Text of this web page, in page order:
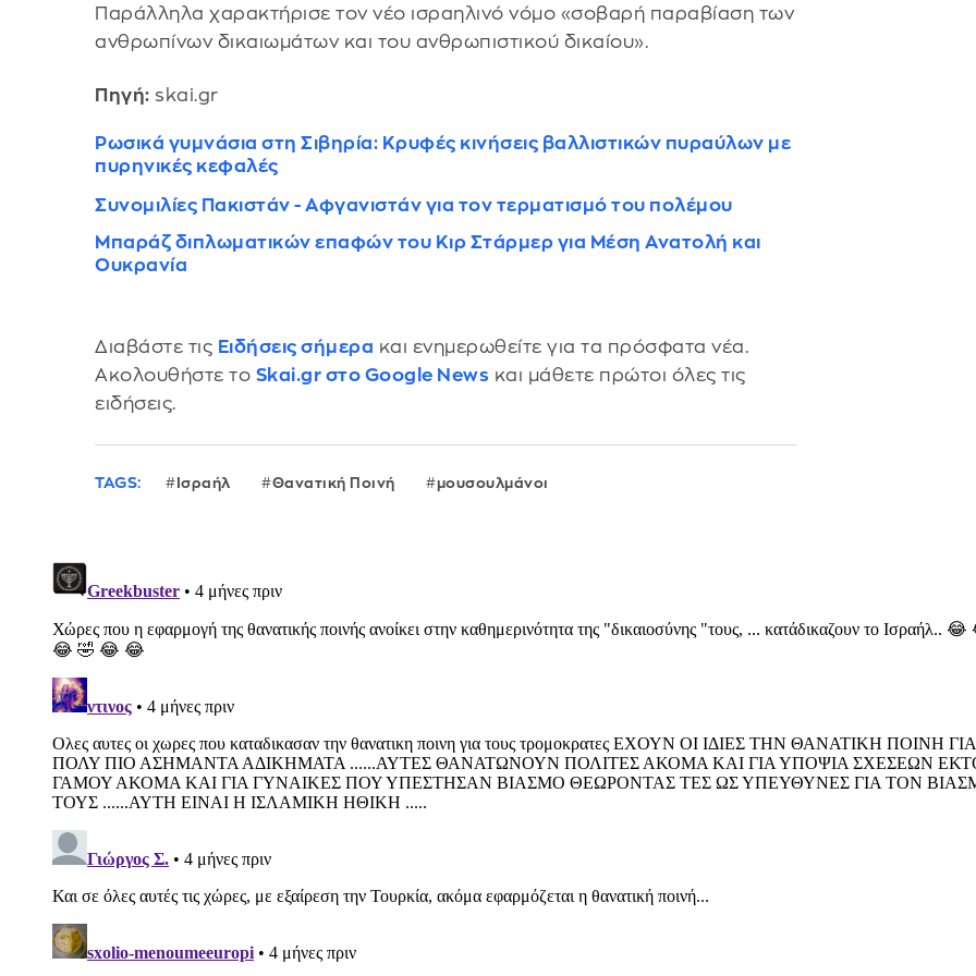
Παράλληλα χαρακτήρισε τον νέο ισραηλινό νόμο «σοβαρή παραβίαση των
ανθρωπίνων δικαιωμάτων και του ανθρωπιστικού δικαίου».
Πηγή: skai.gr
Ρωσικά γυμνάσια στη Σιβηρία: Κρυφές κινήσεις βαλλιστικών πυραύλων με
πυρηνικές κεφαλές
Συνομιλίες Πακιστάν - Αφγανιστάν για τον τερματισμό του πολέμου
Μπαράζ διπλωματικών επαφών του Κιρ Στάρμερ για Μέση Ανατολή και
Ουκρανία
Διαβάστε τις Ειδήσεις σήμερα και ενημερωθείτε για τα πρόσφατα νέα.
Ακολουθήστε το Skai.gr στο Google News και μάθετε πρώτοι όλες τις
ειδήσεις.
TAGS: Ισραήλ Θανατική Ποινή μουσουλμάνοι